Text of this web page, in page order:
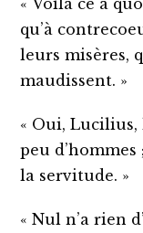
« Voilà ce à
qu’à
leurs misères,
maudissent. »
« Oui,
peu
la servitude. »
« Nul n’a rien